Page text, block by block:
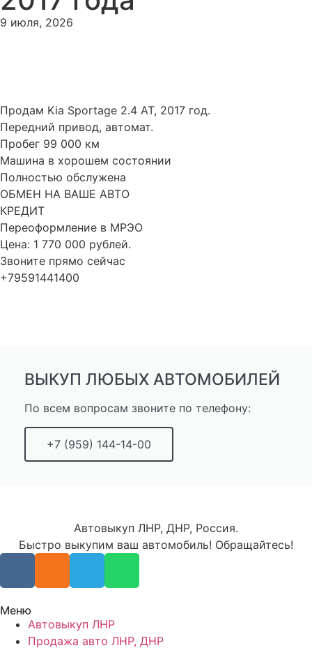
9 июля, 2026
Продам Kia Sportage 2.4 AT, 2017 год.
Передний привод, автомат.
Пробег 99 000 км
Машина в хорошем состоянии
Полностью обслужена
ОБМЕН НА ВАШЕ АВТО
КРЕДИТ
Переоформление в МРЭО
Цена: 1 770 000 рублей.
Звоните прямо сейчас
+79591441400
ВЫКУП ЛЮБЫХ АВТОМОБИЛЕЙ
По всем вопросам звоните по телефону:
+7 (959) 144-14-00
Автовыкуп ЛНР, ДНР, Россия.
Быстро выкупим ваш автомобиль! Обращайтесь!
Меню
Автовыкуп ЛНР
Продажа авто ЛНР, ДНР